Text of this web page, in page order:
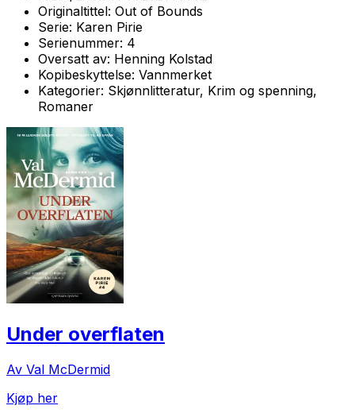
Originaltittel: Out of Bounds
Serie: Karen Pirie
Serienummer: 4
Oversatt av: Henning Kolstad
Kopibeskyttelse: Vannmerket
Kategorier: Skjønnlitteratur, Krim og spenning,
Romaner
Under overflaten
Av Val McDermid
Kjøp her